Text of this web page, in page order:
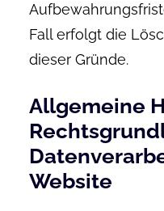
Fall erfolgt die
dieser Gründe.
Allgemeine
Website